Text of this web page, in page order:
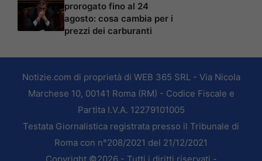
prorogato fino al 24
agosto: cosa cambia per i
prezzi dei carburanti
Notizie.com di proprietà di WEB 365 SRL - Via Nicola
Marchese 10, 00141 Roma (RM) - Codice Fiscale e
Partita I.V.A. 12279101005
Testata Giornalistica registrata presso il Tribunale di
Roma con n°208/2021 del 21/12/2021